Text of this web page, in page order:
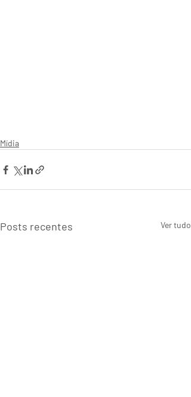
Mídia
Posts recentes Ver tudo